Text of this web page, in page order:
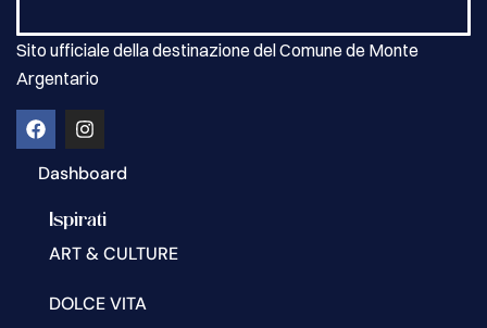
Sito ufficiale della destinazione del Comune de Monte
Argentario
Dashboard
Ispirati
ART & CULTURE
DOLCE VITA